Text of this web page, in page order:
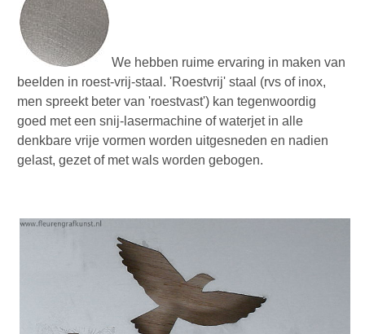
We hebben ruime ervaring in maken van
beelden in roest-vrij-staal. 'Roestvrij' staal (rvs of inox,
men spreekt beter van 'roestvast') kan tegenwoordig
goed met een snij-lasermachine of waterjet in alle
denkbare vrije vormen worden uitgesneden en nadien
gelast, gezet of met wals worden gebogen.